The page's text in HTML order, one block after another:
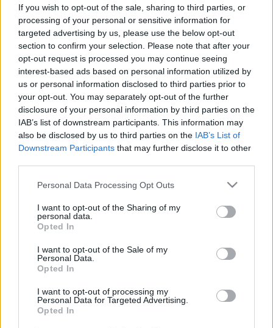
If you wish to opt-out of the sale, sharing to third parties, or
processing of your personal or sensitive information for
targeted advertising by us, please use the below opt-out
section to confirm your selection. Please note that after your
opt-out request is processed you may continue seeing
interest-based ads based on personal information utilized by
us or personal information disclosed to third parties prior to
your opt-out. You may separately opt-out of the further
disclosure of your personal information by third parties on the
IAB’s list of downstream participants. This information may
also be disclosed by us to third parties on the IAB’s List of
Downstream Participants that may further disclose it to other
Please note that this website/app uses one or more Google
not limited to your visit or usage behaviour. You may click to
grant or deny consent to Google and its third-party tags to
use your data for below specified purposes in below Google
consent section.
Personal Data Processing Opt Outs
I want to opt-out of the Sharing of my
personal data.
Opted In
I want to opt-out of the Sale of my
Personal Data.
Opted In
I want to opt-out of processing my
Personal Data for Targeted Advertising.
Opted In